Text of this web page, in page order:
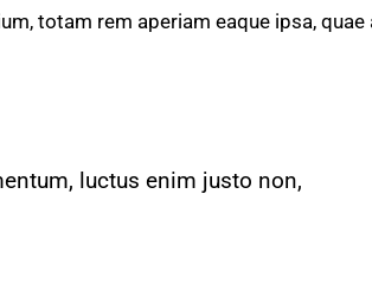
totam rem aperiam eaque ipsa, quae
luctus enim justo non,